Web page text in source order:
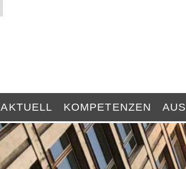
AKTUELL KOMPETENZEN